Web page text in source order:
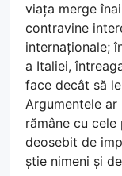
viața merge
contravine
internaționale;
a Italiei,
face decât să
Argumentele
rămâne cu
deosebit de
știe nimeni și